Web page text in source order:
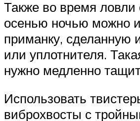
Также во время ловли
осенью ночью можно
приманку, сделанную
или уплотнителя.
нужно медленно
Использовать
виброхвосты с